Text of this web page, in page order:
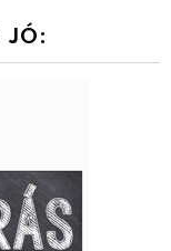
JÓ: